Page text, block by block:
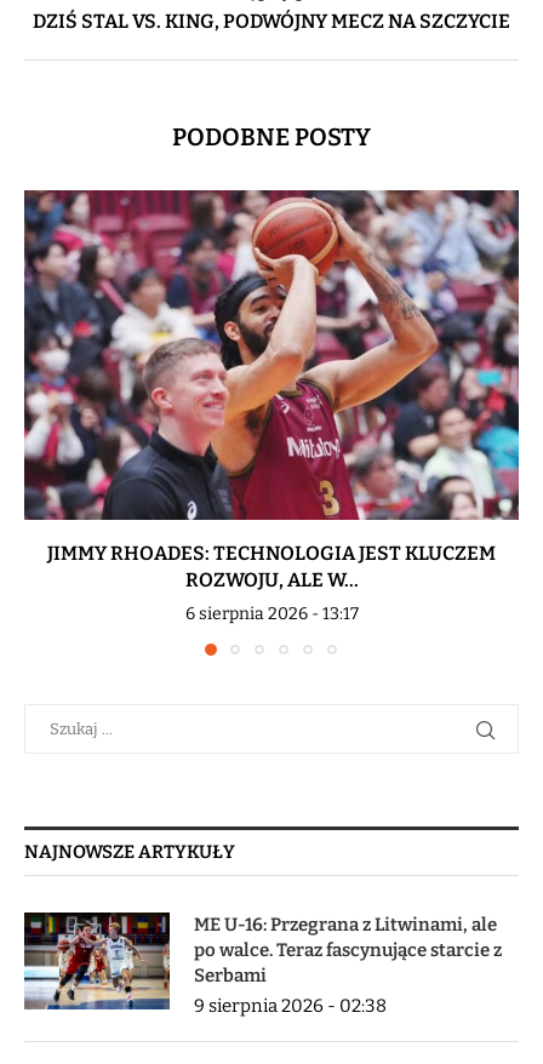
DZIŚ STAL VS. KING, PODWÓJNY MECZ NA SZCZYCIE
PODOBNE POSTY
JIMMY RHOADES: TECHNOLOGIA JEST KLUCZEM
ROZWOJU, ALE W...
6 sierpnia 2026 - 13:17
NAJNOWSZE ARTYKUŁY
ME U-16: Przegrana z Litwinami, ale
po walce. Teraz fascynujące starcie z
Serbami
9 sierpnia 2026 - 02:38